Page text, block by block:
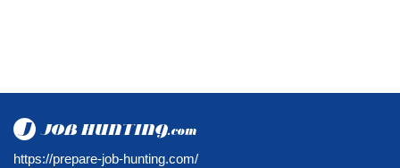
https://prepare-job-hunting.com/